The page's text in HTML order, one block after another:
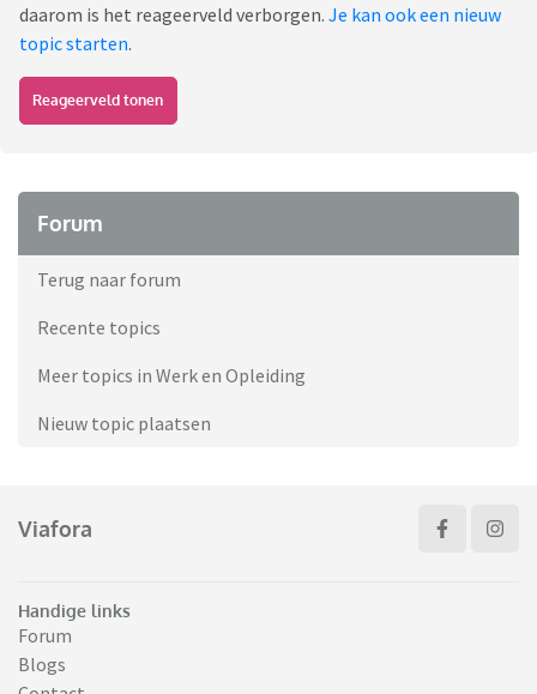
daarom is het reageerveld verborgen. Je kan ook een nieuw
topic starten.
Reageerveld tonen
Forum
Terug naar forum
Recente topics
Meer topics in Werk en Opleiding
Nieuw topic plaatsen
Viafora
Handige links
Forum
Blogs